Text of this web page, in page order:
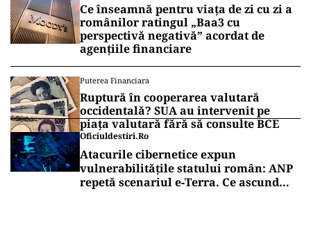
Ce înseamnă pentru viața de zi cu zi a
românilor ratingul „Baa3 cu
perspectivă negativă” acordat de
agențiile financiare
Puterea Financiara
Ruptură în cooperarea valutară
occidentală? SUA au intervenit pe
piața valutară fără să consulte BCE
Oficiuldestiri.ro
Atacurile cibernetice expun
vulnerabilitățile statului român: ANP
repetă scenariul e‑Terra. Ce ascund